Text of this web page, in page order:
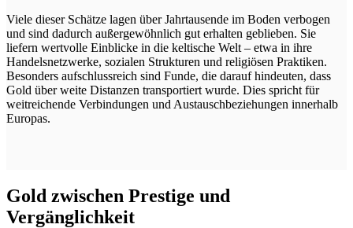
Viele dieser Schätze lagen über Jahrtausende im Boden verbogen
und sind dadurch außergewöhnlich gut erhalten geblieben. Sie
liefern wertvolle Einblicke in die keltische Welt – etwa in ihre
Handelsnetzwerke, sozialen Strukturen und religiösen Praktiken.
Besonders aufschlussreich sind Funde, die darauf hindeuten, dass
Gold über weite Distanzen transportiert wurde. Dies spricht für
weitreichende Verbindungen und Austauschbeziehungen innerhalb
Europas.
Gold zwischen Prestige und
Vergänglichkeit